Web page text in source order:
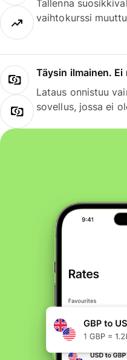
Tallenna
vaihtokurssi
Täysin ilmainen. Ei
Lataus onnistuu
sovellus, jossa ei